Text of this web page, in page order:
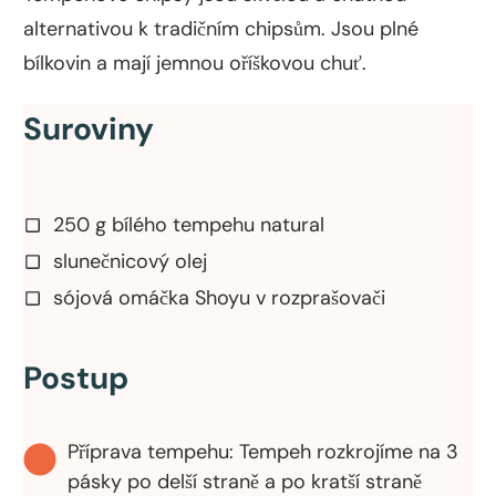
alternativou k tradičním chipsům. Jsou plné
bílkovin a mají jemnou oříškovou chuť.
Suroviny
250 g bílého tempehu natural
slunečnicový olej
sójová omáčka Shoyu v rozprašovači
Postup
Příprava tempehu: Tempeh rozkrojíme na 3
pásky po delší straně a po kratší straně